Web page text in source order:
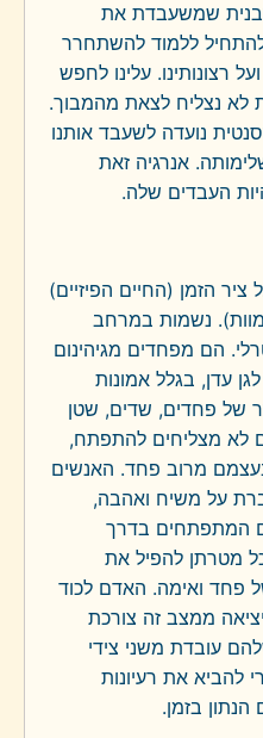
שמשעבדת את
להתחיל ללמוד להשתחרר
רצונותינו. עלינו לחפש
לא נצליח לצאת מהמבוך.
נועדה לשעבד אותנו
אנרגיה זאת
העבדים שלה.
הזמן (החיים הפיזיים)
נשמות במרחב
הם מפחדים מגיהינום
עדן, בגלל אמונות
של פחדים, שדים, שטן
לא מצליחים להתפתח,
מרוב פחד. האנשים
על משיח ואהבה,
המתפתחים בדרך
מטרתן להפיל את
פחד ואימה. האדם לכוד
ממצב זה צורכת
עובדת משני צידי
להביא את רעיונות
בזמן.